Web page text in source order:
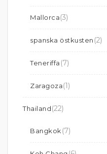
Mallorca(3)
spanska östkusten (2)
Teneriffa (7)
Zaragoza(1)
Thailand(22)
Bangkok (7)